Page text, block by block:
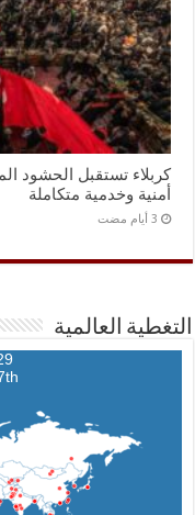
كربلاء تستقبل الحشود
أمنية وخدمية متكاملة
التغطية العالمية